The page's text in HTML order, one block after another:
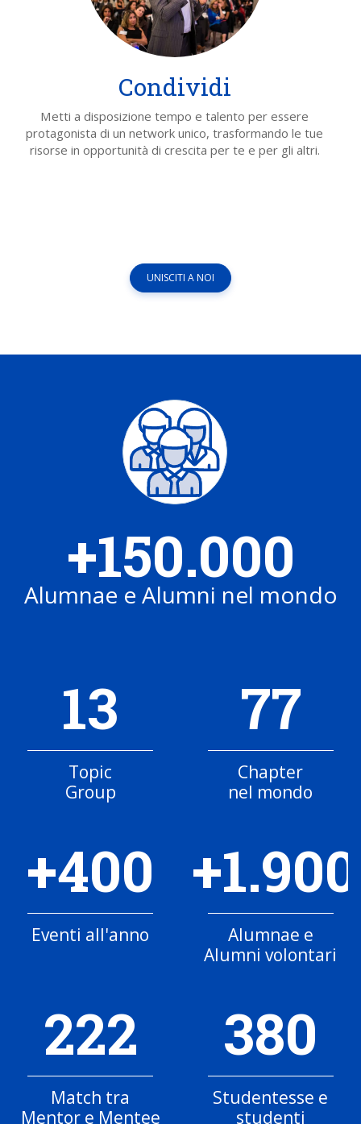
Condividi
Metti a disposizione tempo e talento per essere
protagonista di un network unico, trasformando le tue
risorse in opportunità di crescita per te e per gli altri.
UNISCITI A NOI
+150.000
Alumnae e Alumni nel mondo
13
Topic
Group
77
Chapter
nel mondo
+400
Eventi all'anno
+1.900
Alumnae e
Alumni volontari
222
Match tra
Mentor e Mentee
380
Studentesse e
studenti